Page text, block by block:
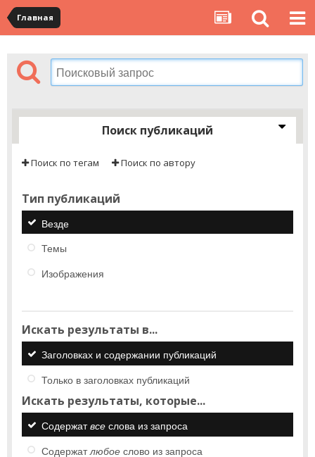
Главная
Поиск публикаций
Поиск по тегам Поиск по автору
Тип публикаций
Везде
Темы
Изображения
Искать результаты в...
Заголовках и содержании публикаций
Только в заголовках публикаций
Искать результаты, которые...
Содержатвсе слова из запроса
Содержатлюбое слово из запроса